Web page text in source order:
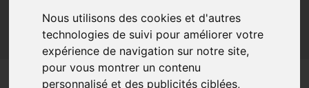
Nous utilisons des cookies et d'autres
technologies de suivi pour améliorer votre
expérience de navigation sur notre site,
pour vous montrer un contenu
personnalisé et des publicités ciblées,
Les obligations liées à l’exécution du contrat de travail
Les obligations liées à l’extinction du contrat